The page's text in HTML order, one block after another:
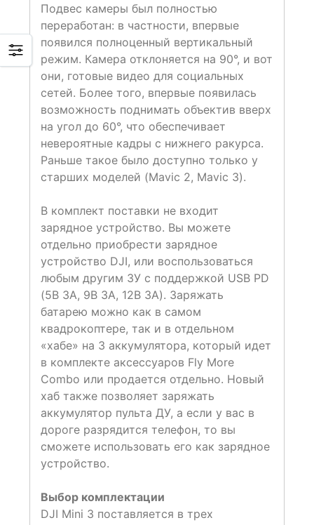
Подвес камеры был полностью
переработан: в частности, впервые
появился полноценный вертикальный
режим. Камера отклоняется на 90°, и вот
они, готовые видео для социальных
сетей. Более того, впервые появилась
возможность поднимать объектив вверх
на угол до 60°, что обеспечивает
невероятные кадры с нижнего ракурса.
Раньше такое было доступно только у
старших моделей (Mavic 2, Mavic 3).
В комплект поставки не входит
зарядное устройство. Вы можете
отдельно приобрести зарядное
устройство DJI, или воспользоваться
любым другим ЗУ с поддержкой USB PD
(5В 3А, 9В 3А, 12В 3А). Заряжать
батарею можно как в самом
квадрокоптере, так и в отдельном
«хабе» на 3 аккумулятора, который идет
в комплекте аксессуаров Fly More
Combo или продается отдельно. Новый
хаб также позволяет заряжать
аккумулятор пульта ДУ, а если у вас в
дороге разрядится телефон, то вы
сможете использовать его как зарядное
устройство.
Выбор комплектации
DJI Mini 3 поставляется в трех